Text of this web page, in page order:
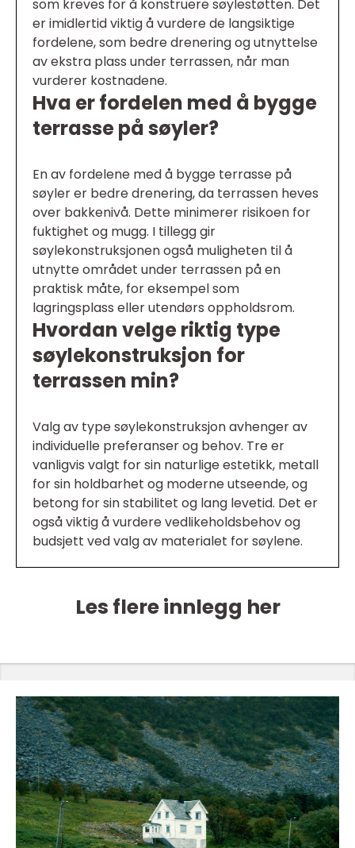
som kreves for å konstruere søylestøtten. Det
er imidlertid viktig å vurdere de langsiktige
fordelene, som bedre drenering og utnyttelse
av ekstra plass under terrassen, når man
vurderer kostnadene.
Hva er fordelen med å bygge
terrasse på søyler?
En av fordelene med å bygge terrasse på
søyler er bedre drenering, da terrassen heves
over bakkenivå. Dette minimerer risikoen for
fuktighet og mugg. I tillegg gir
søylekonstruksjonen også muligheten til å
utnytte området under terrassen på en
praktisk måte, for eksempel som
lagringsplass eller utendørs oppholdsrom.
Hvordan velge riktig type
søylekonstruksjon for
terrassen min?
Valg av type søylekonstruksjon avhenger av
individuelle preferanser og behov. Tre er
vanligvis valgt for sin naturlige estetikk, metall
for sin holdbarhet og moderne utseende, og
betong for sin stabilitet og lang levetid. Det er
også viktig å vurdere vedlikeholdsbehov og
budsjett ved valg av materialet for søylene.
Les flere innlegg her